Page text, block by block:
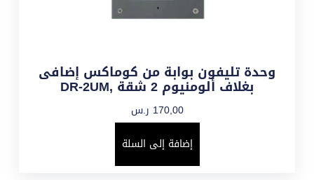
وحدة تليفون بوابة من كوماكس إضافى
بغلاف ألومنيوم 2 شقة ,DR-2UM
170,00 ر.س
إضافة إلى السلة